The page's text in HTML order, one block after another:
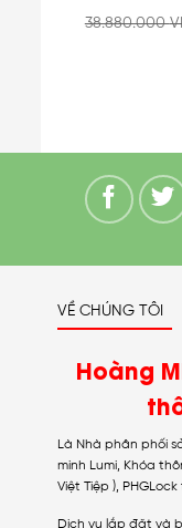
38.880.000
VỀ CHÚNG TÔI
Hoàng
Là Nhà phân phối
minh Lumi, Khóa
Việt Tiệp ),
Dịch vụ lắp đặt và